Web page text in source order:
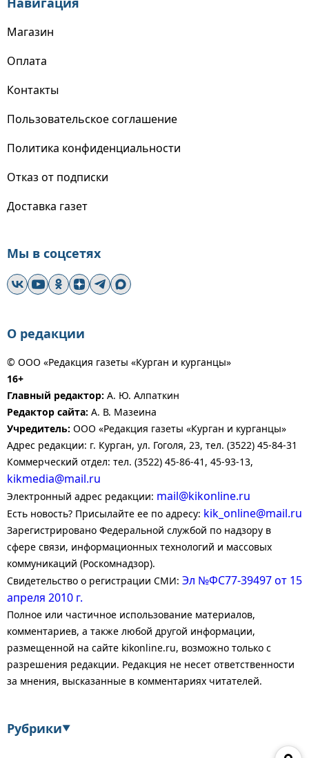
Магазин
Оплата
Контакты
Пользовательское соглашение
Политика конфиденциальности
Отказ от подписки
Доставка газет
Мы в соцсетях
О редакции
© ООО «Редакция газеты «Курган и курганцы»
16+
Главный редактор: А. Ю. Алпаткин
Редактор сайта: А. В. Мазеина
Учредитель: ООО «Редакция газеты «Курган и курганцы»
Адрес редакции: г. Курган, ул. Гоголя, 23, тел. (3522) 45-84-31
Коммерческий отдел: тел. (3522) 45-86-41, 45-93-13,
kikmedia@mail.ru
Электронный адрес редакции: mail@kikonline.ru
Есть новость? Присылайте ее по адресу: kik_online@mail.ru
Зарегистрировано Федеральной службой по надзору в
сфере связи, информационных технологий и массовых
коммуникаций (Роскомнадзор).
Свидетельство о регистрации СМИ: Эл №ФС77-39497 от 15
апреля 2010 г.
Полное или частичное использование материалов,
комментариев, а также любой другой информации,
размещенной на сайте kikonline.ru, возможно только с
разрешения редакции. Редакция не несет ответственности
за мнения, высказанные в комментариях читателей.
Рубрики▼